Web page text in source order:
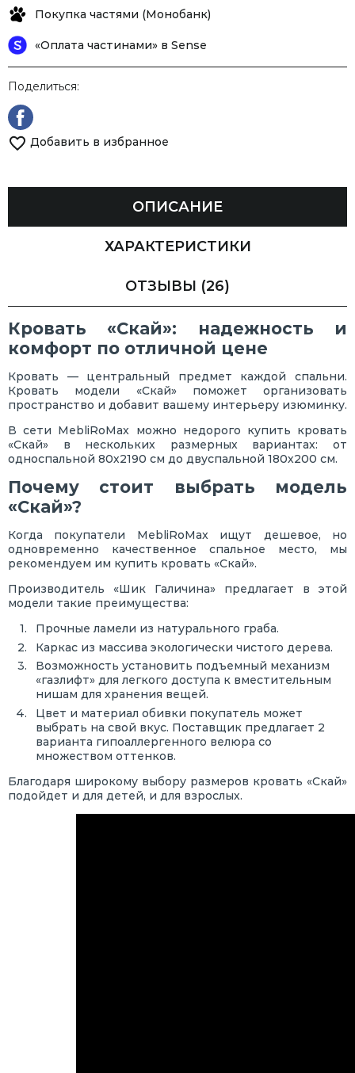
Покупка частями (Монобанк)
«Оплата частинами» в Sense
Поделиться:
Добавить в избранное
ОПИСАНИЕ
ХАРАКТЕРИСТИКИ
ОТЗЫВЫ (26)
Кровать «Скай»: надежность и
комфорт по отличной цене
Кровать — центральный предмет каждой спальни.
Кровать модели «Скай» поможет организовать
пространство и добавит вашему интерьеру изюминку.
В сети MebliRoMax можно недорого купить кровать
«Скай» в нескольких размерных вариантах: от
односпальной 80х2190 см до двуспальной 180х200 см.
Почему стоит выбрать модель
«Скай»?
Когда покупатели MebliRoMax ищут дешевое, но
одновременно качественное спальное место, мы
рекомендуем им купить кровать «Скай».
Производитель «Шик Галичина» предлагает в этой
модели такие преимущества:
Прочные ламели из натурального граба.
Каркас из массива экологически чистого дерева.
Возможность установить подъемный механизм
«газлифт» для легкого доступа к вместительным
нишам для хранения вещей.
Цвет и материал обивки покупатель может
выбрать на свой вкус. Поставщик предлагает 2
варианта гипоаллергенного велюра со
множеством оттенков.
Благодаря широкому выбору размеров кровать «Скай»
подойдет и для детей, и для взрослых.